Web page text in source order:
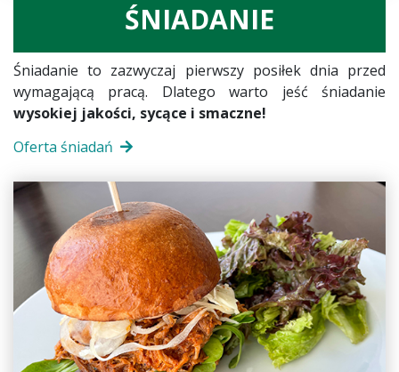
ŚNIADANIE
Śniadanie to zazwyczaj pierwszy posiłek dnia przed
wymagającą pracą. Dlatego warto jeść śniadanie
wysokiej jakości, sycące i smaczne!
Oferta śniadań